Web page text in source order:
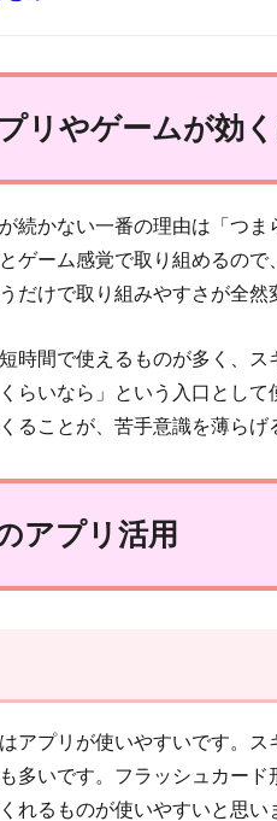
リやゲームが効
続かない一番の理由は「つ
ゲーム感覚で取り組めるの
だけで取り組みやすさが全然
時間で使えるものが多く、
らいなら」という入口とし
ることが、苦手意識を薄らげ
アプリ活用
アプリが使いやすいです。
多いです。フラッシュカー
れるものが使いやすいと思い